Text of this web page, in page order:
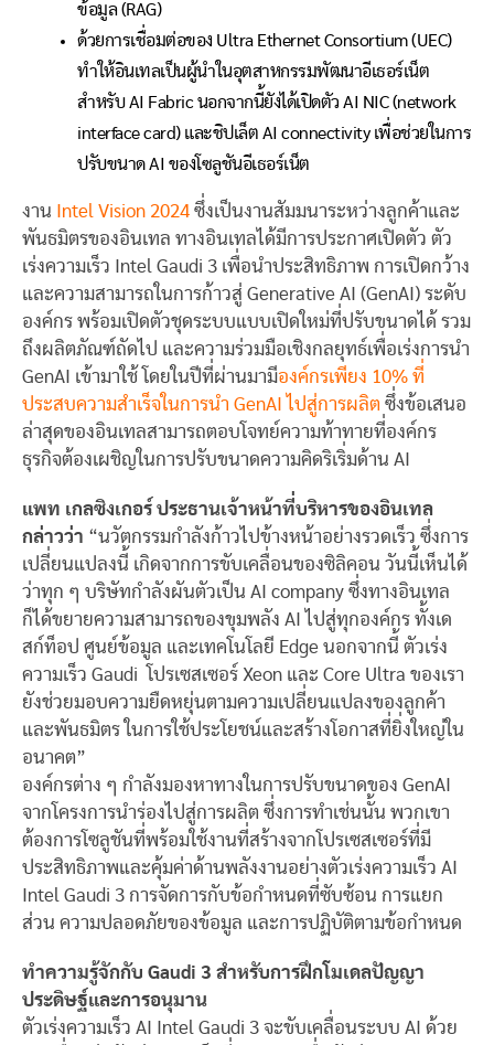
ข้อมูล (RAG)
ด้วยการเชื่อมต่อของ Ultra Ethernet Consortium (UEC)
ทำให้อินเทลเป็นผู้นำในอุตสาหกรรมพัฒนาอีเธอร์เน็ต
สำหรับ AI Fabric นอกจากนี้ยังได้เปิดตัว AI NIC (network
interface card) และชิปเล็ต AI connectivity เพื่อช่วยในการ
ปรับขนาด AI ของโซลูชันอีเธอร์เน็ต
งาน Intel Vision 2024 ซึ่งเป็นงานสัมมนาระหว่างลูกค้าและ
พันธมิตรของอินเทล ทางอินเทลได้มีการประกาศเปิดตัว ตัว
เร่งความเร็ว Intel Gaudi 3 เพื่อนำประสิทธิภาพ การเปิดกว้าง
และความสามารถในการก้าวสู่ Generative AI (GenAI) ระดับ
องค์กร พร้อมเปิดตัวชุดระบบแบบเปิดใหม่ที่ปรับขนาดได้ รวม
ถึงผลิตภัณฑ์ถัดไป และความร่วมมือเชิงกลยุทธ์เพื่อเร่งการนำ
GenAI เข้ามาใช้ โดยในปีที่ผ่านมามีองค์กรเพียง 10% ที่
ประสบความสำเร็จในการนำ GenAI ไปสู่การผลิต ซึ่งข้อเสนอ
ล่าสุดของอินเทลสามารถตอบโจทย์ความท้าทายที่องค์กร
ธุรกิจต้องเผชิญในการปรับขนาดความคิดริเริ่มด้าน AI
แพท เกลซิงเกอร์ ประธานเจ้าหน้าที่บริหารของอินเทล
กล่าวว่า “นวัตกรรมกำลังก้าวไปข้างหน้าอย่างรวดเร็ว ซึ่งการ
เปลี่ยนแปลงนี้ เกิดจากการขับเคลื่อนของซิลิคอน วันนี้เห็นได้
ว่าทุก ๆ บริษัทกำลังผันตัวเป็น AI company ซึ่งทางอินเทล
ก็ได้ขยายความสามารถของขุมพลัง AI ไปสู่ทุกองค์กร ทั้งเด
สก์ท็อป ศูนย์ข้อมูล และเทคโนโลยี Edge นอกจากนี้ ตัวเร่ง
ความเร็ว Gaudi โปรเซสเซอร์ Xeon และ Core Ultra ของเรา
ยังช่วยมอบความยืดหยุ่นตามความเปลี่ยนแปลงของลูกค้า
และพันธมิตร ในการใช้ประโยชน์และสร้างโอกาสที่ยิ่งใหญ่ใน
อนาคต”
องค์กรต่าง ๆ กำลังมองหาทางในการปรับขนาดของ GenAI
จากโครงการนำร่องไปสู่การผลิต ซึ่งการทำเช่นนั้น พวกเขา
ต้องการโซลูชันที่พร้อมใช้งานที่สร้างจากโปรเซสเซอร์ที่มี
ประสิทธิภาพและคุ้มค่าด้านพลังงานอย่างตัวเร่งความเร็ว AI
Intel Gaudi 3 การจัดการกับข้อกำหนดที่ซับซ้อน การแยก
ส่วน ความปลอดภัยของข้อมูล และการปฏิบัติตามข้อกำหนด
ทำความรู้จักกับ Gaudi 3 สำหรับการฝึกโมเดลปัญญา
ประดิษฐ์และการอนุมาน
ตัวเร่งความเร็ว AI Intel Gaudi 3 จะขับเคลื่อนระบบ AI ด้วย